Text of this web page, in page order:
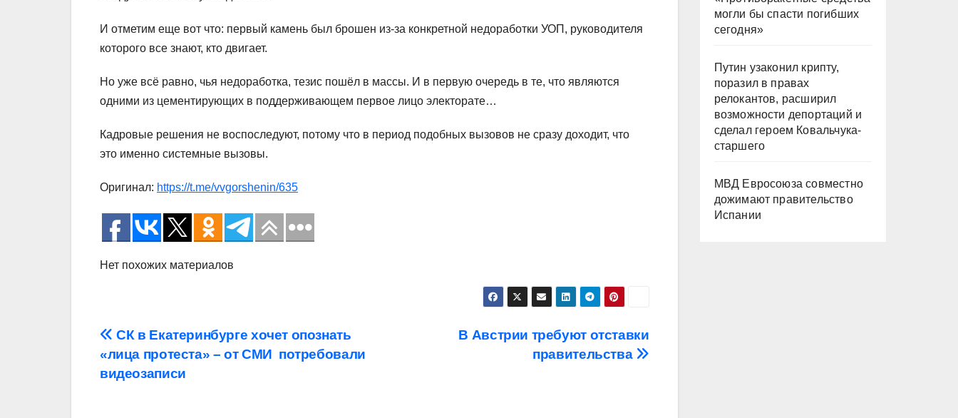
И отметим еще вот что: первый камень был брошен из-за конкретной недоработки УОП, руководителя
которого все знают, кто двигает.
Но уже всё равно, чья недоработка, тезис пошёл в массы. И в первую очередь в те, что являются
одними из цементирующих в поддерживающем первое лицо электорате…
Кадровые решения не воспоследуют, потому что в период подобных вызовов не сразу доходит, что
это именно системные вызовы.
Оригинал: https://t.me/vvgorshenin/635
Нет похожих материалов
Навигация
по
В Австрии требуют отставки
правительства
СК в Екатеринбурге хочет опознать
«лица протеста» – от СМИ потребовали
видеозаписи
могли бы спасти погибших
сегодня»
Путин узаконил крипту,
поразил в правах
релокантов, расширил
возможности депортаций и
сделал героем Ковальчука-
старшего
МВД Евросоюза совместно
дожимают правительство
Испании